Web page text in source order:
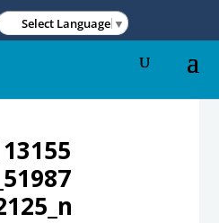
Select Language ▼